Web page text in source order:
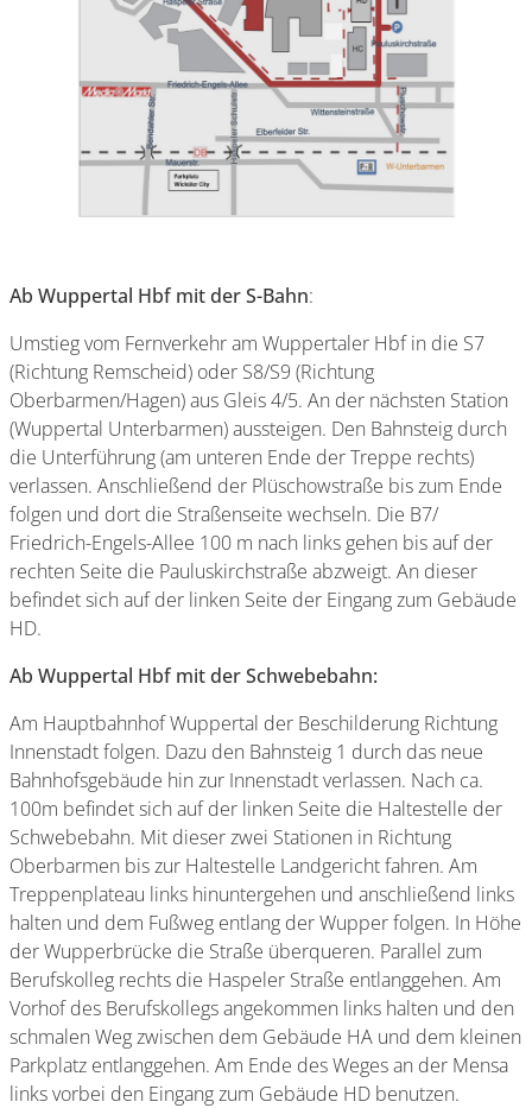
Ab Wuppertal Hbf mit der S-Bahn:
Umstieg vom Fernverkehr am Wuppertaler Hbf in die S7
(Richtung Remscheid) oder S8/S9 (Richtung
Oberbarmen/Hagen) aus Gleis 4/5. An der nächsten Station
(Wuppertal Unterbarmen) aussteigen. Den Bahnsteig durch
die Unterführung (am unteren Ende der Treppe rechts)
verlassen. Anschließend der Plüschowstraße bis zum Ende
folgen und dort die Straßenseite wechseln. Die B7/
Friedrich-Engels-Allee 100 m nach links gehen bis auf der
rechten Seite die Pauluskirchstraße abzweigt. An dieser
befindet sich auf der linken Seite der Eingang zum Gebäude
HD.
Ab Wuppertal Hbf mit der Schwebebahn:
Am Hauptbahnhof Wuppertal der Beschilderung Richtung
Innenstadt folgen. Dazu den Bahnsteig 1 durch das neue
Bahnhofsgebäude hin zur Innenstadt verlassen. Nach ca.
100m befindet sich auf der linken Seite die Haltestelle der
Schwebebahn. Mit dieser zwei Stationen in Richtung
Oberbarmen bis zur Haltestelle Landgericht fahren. Am
Treppenplateau links hinuntergehen und anschließend links
halten und dem Fußweg entlang der Wupper folgen. In Höhe
der Wupperbrücke die Straße überqueren. Parallel zum
Berufskolleg rechts die Haspeler Straße entlanggehen. Am
Vorhof des Berufskollegs angekommen links halten und den
schmalen Weg zwischen dem Gebäude HA und dem kleinen
Parkplatz entlanggehen. Am Ende des Weges an der Mensa
links vorbei den Eingang zum Gebäude HD benutzen.